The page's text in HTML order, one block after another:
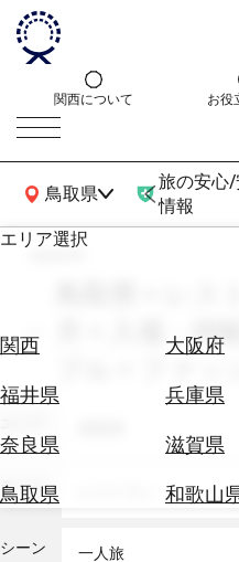
関西について お役
鳥取県
関西広域MAP
旅の安心/
情報
エリア選択
関西 大阪府
福井県
兵庫県
奈良県
滋賀県
鳥取県
和歌山
エ
券
テ
を
search
鳥取県 × レ
月 × 入場・拝
テーマ
シーン 一人旅